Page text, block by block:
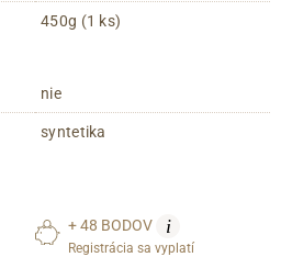
450g (1 ks)
nie
syntetika
+ 48 BODOV i
Registrácia sa vyplatí